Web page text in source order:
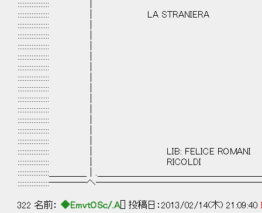
:::::::::::::::::: │
:::::::::::::::::: │ LA STRANIERA
:::::::::::::::::: │
:::::::::::::::::: │
:::::::::::::::::: │
:::::::::::::::::: │
:::::::::::::::::: │
:::::::::::::::::: │
:::::::::::::::::: │
:::::::::::::::::: │
:::::::::::::::::: │
:::::::::::::::::: │
:::::::::::::::::: │
:::::::::::::::::: │
:::::::::::::::::: │ LIB: FELICE
:::::::::::::::::: │ RICOLDI
::::::::::::::::::＿＿＿＿│.＿＿＿＿＿＿＿＿＿＿＿＿＿＿＿＿＿
::::::::::::::::::────へ
322 名前： ◆EmvtOSc/.A[] 投稿日：2013/02/14(木) 21:09:40